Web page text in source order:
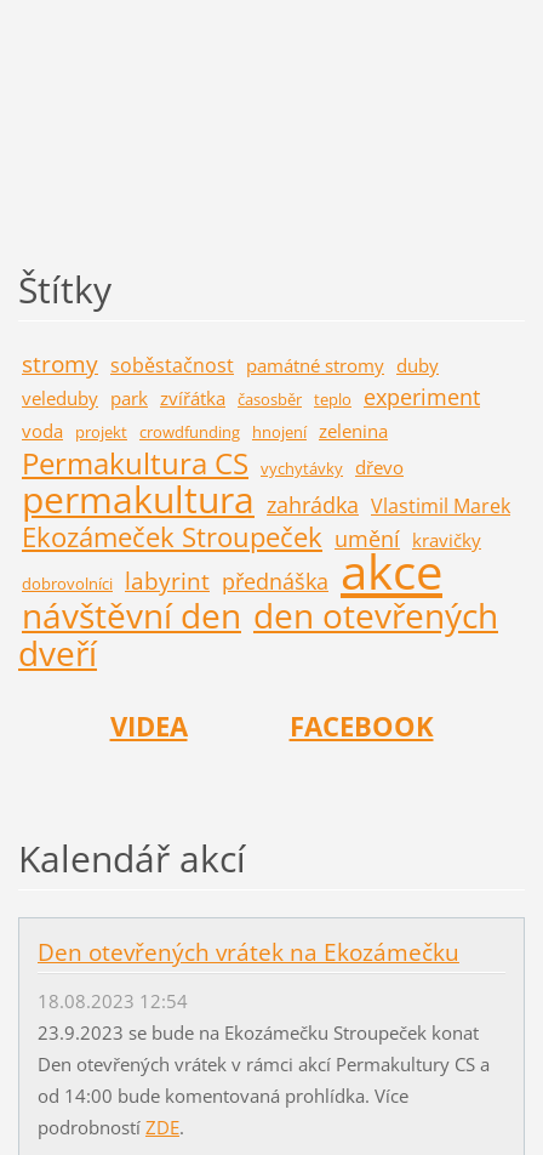
Štítky
stromy soběstačnost památné stromy duby
veleduby park zvířátka časosběr teplo experiment
voda projekt crowdfunding hnojení zelenina
Permakultura CS vychytávky dřevo
permakultura zahrádka Vlastimil Marek
Ekozámeček Stroupeček umění kravičky
dobrovolníci labyrint přednáška akce
návštěvní den den otevřených
dveří
VIDEA FACEBOOK
Kalendář akcí
Den otevřených vrátek na Ekozámečku
18.08.2023 12:54
23.9.2023 se bude na Ekozámečku Stroupeček konat
Den otevřených vrátek v rámci akcí Permakultury CS a
od 14:00 bude komentovaná prohlídka. Více
podrobností ZDE.